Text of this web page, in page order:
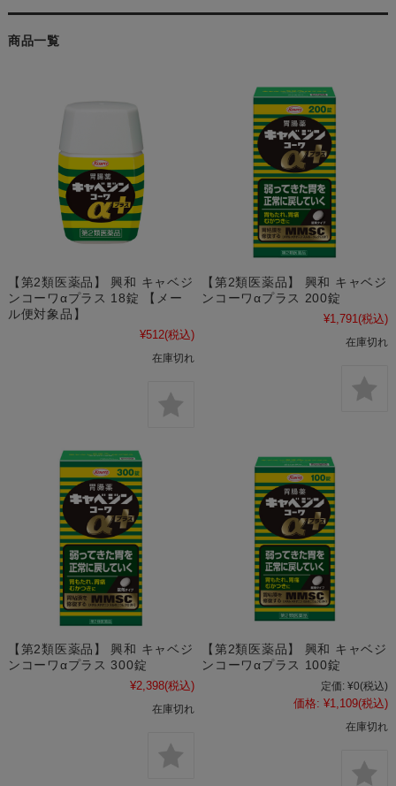
商品一覧
【第2類医薬品】 興和 キャベジ
ンコーワαプラス 18錠 【メー
ル便対象品】
¥512(税込)
在庫切れ
【第2類医薬品】 興和 キャベジ
ンコーワαプラス 200錠
¥1,791(税込)
在庫切れ
【第2類医薬品】 興和 キャベジ
ンコーワαプラス 300錠
¥2,398(税込)
在庫切れ
【第2類医薬品】 興和 キャベジ
ンコーワαプラス 100錠
定価: ¥0(税込)
価格: ¥1,109(税込)
在庫切れ